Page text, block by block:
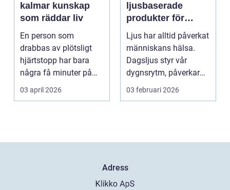
kalmar kunskap
som räddar liv
En person som
drabbas av plötsligt
hjärtstopp har bara
några få minuter på
sig. För varje minut
utan...
03 april 2026
ljusbaserade
produkter för
hälsa och
välbefinnande
Ljus har alltid påverkat
människans hälsa.
Dagsljus styr vår
dygnsrytm, påverkar
humör, sömn och ene...
03 februari 2026
Adress